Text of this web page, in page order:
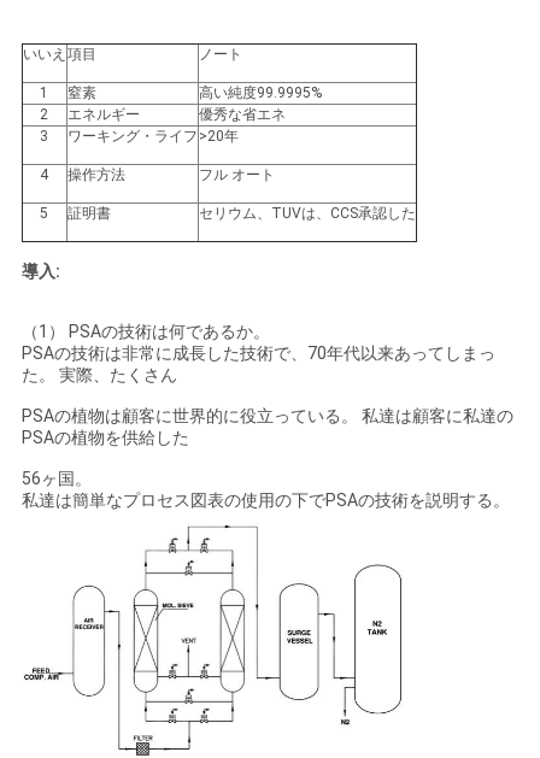
ニ
ュ
ー
ス
事
引
金
を
く
いいえ 項目 ノート
1 窒素
高い純度99.9995%
2
エネルギー
優秀な省エネ
3
ワーキング・ライフ >20年
4 操作方法 フル オート
5 証明書 セリウム、TUVは、CCS承認した
導入:
（1） PSAの技術は何であるか。
PSAの技術は非常に成長した技術で、70年代以来あってしまっ
た。 実際、たくさん
PSAの植物は顧客に世界的に役立っている。 私達は顧客に私達の
PSAの植物を供給した
56ヶ国。
私達は簡単なプロセス図表の使用の下でPSAの技術を説明する。